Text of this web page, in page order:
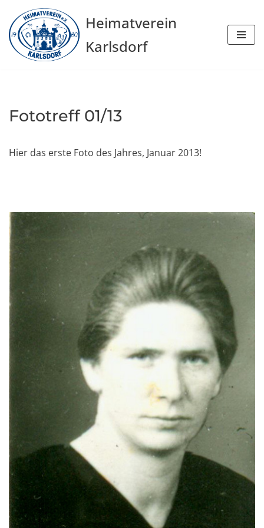
Zum
Inhalt
springen
Heimatverein
Karlsdorf
Fototreff 01/13
Hier das erste Foto des Jahres, Januar 2013!